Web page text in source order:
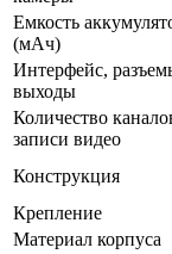
Емкость
(мАч)
Интерфейс,
выходы
Количество
записи видео
Конструкция
Крепление
Материал корпуса